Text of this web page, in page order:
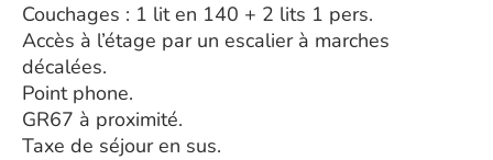
Couchages : 1 lit en 140 + 2 lits 1 pers.
Accès à l’étage par un escalier à marches
décalées.
Point phone.
GR67 à proximité.
Taxe de séjour en sus.